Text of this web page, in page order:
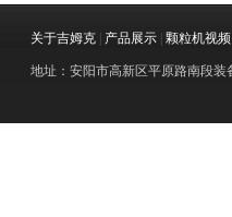
关于吉姆克 产品展示 颗粒机视频
地址：安阳市高新区平原路南段装